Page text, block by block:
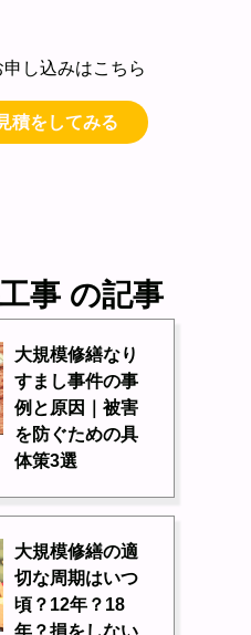
し込みはこちら
積をしてみる
事 の記事
大規模修繕なり
すまし事件の事
例と原因｜被害
を防ぐための具
体策3選
大規模修繕の適
切な周期はいつ
頃？12年？18
年？損をしない